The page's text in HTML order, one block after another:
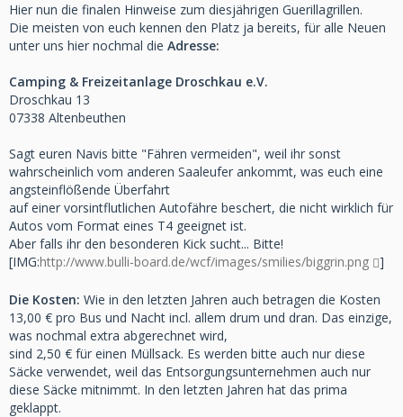
Hier nun die finalen Hinweise zum diesjährigen Guerillagrillen.
Die meisten von euch kennen den Platz ja bereits, für alle Neuen
unter uns hier nochmal die Adresse:
Camping & Freizeitanlage Droschkau e.V.
Droschkau 13
07338 Altenbeuthen
Sagt euren Navis bitte "Fähren vermeiden", weil ihr sonst
wahrscheinlich vom anderen Saaleufer ankommt, was euch eine
angsteinflößende Überfahrt
auf einer vorsintflutlichen Autofähre beschert, die nicht wirklich für
Autos vom Format eines T4 geeignet ist.
Aber falls ihr den besonderen Kick sucht... Bitte!
[IMG:http://www.bulli-board.de/wcf/images/smilies/biggrin.png ]
Die Kosten: Wie in den letzten Jahren auch betragen die Kosten
13,00 € pro Bus und Nacht incl. allem drum und dran. Das einzige,
was nochmal extra abgerechnet wird,
sind 2,50 € für einen Müllsack. Es werden bitte auch nur diese
Säcke verwendet, weil das Entsorgungsunternehmen auch nur
diese Säcke mitnimmt. In den letzten Jahren hat das prima
geklappt.